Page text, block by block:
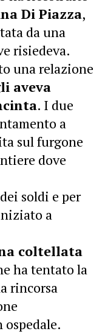
Di Piazza,
da una
risiedeva.
una relazione
aveva
. I due
a
sul furgone
dove
soldi e per
a
coltellata
ha tentato la
rincorsa